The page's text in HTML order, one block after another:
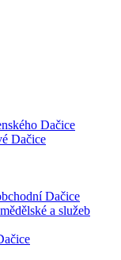
Dačice
Dačice
Dačice
a služeb